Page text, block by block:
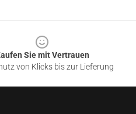
Sie mit Vertrauen
von Klicks bis zur Lieferung